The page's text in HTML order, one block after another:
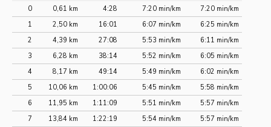
0
0,61 km 4:28 7:20 min/km
7:20 min/km
1
2,50 km 16:01 6:07 min/km
6:25 min/km
2
4,39 km 27:08 5:53 min/km
6:11 min/km
3
6,28 km 38:14 5:52 min/km
6:05 min/km
4
8,17 km 49:14 5:49 min/km
6:02 min/km
5
10,06 km 1:00:06 5:45 min/km
5:58 min/km
6
11,95 km 1:11:09 5:51 min/km
5:57 min/km
7
13,84 km 1:22:19 5:54 min/km
5:57 min/km